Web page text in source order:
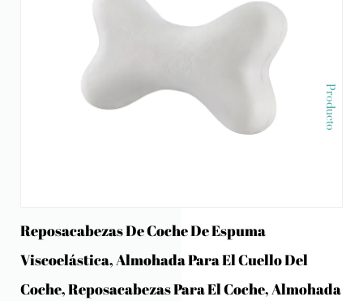
Producto
Reposacabezas De Coche De Espuma
Viscoelástica, Almohada Para El Cuello Del
Coche, Reposacabezas Para El Coche, Almohada